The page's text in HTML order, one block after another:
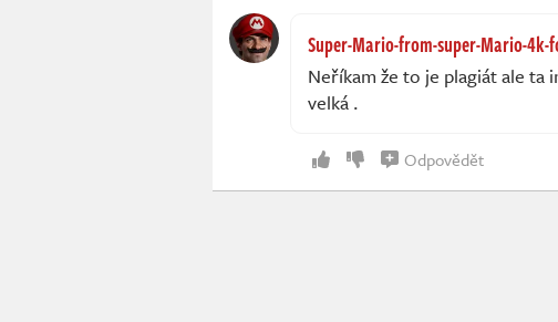
Super-Mario-from-super-Mario-4k-
Neříkam že to je plagiát ale ta
velká .
Odpovědět